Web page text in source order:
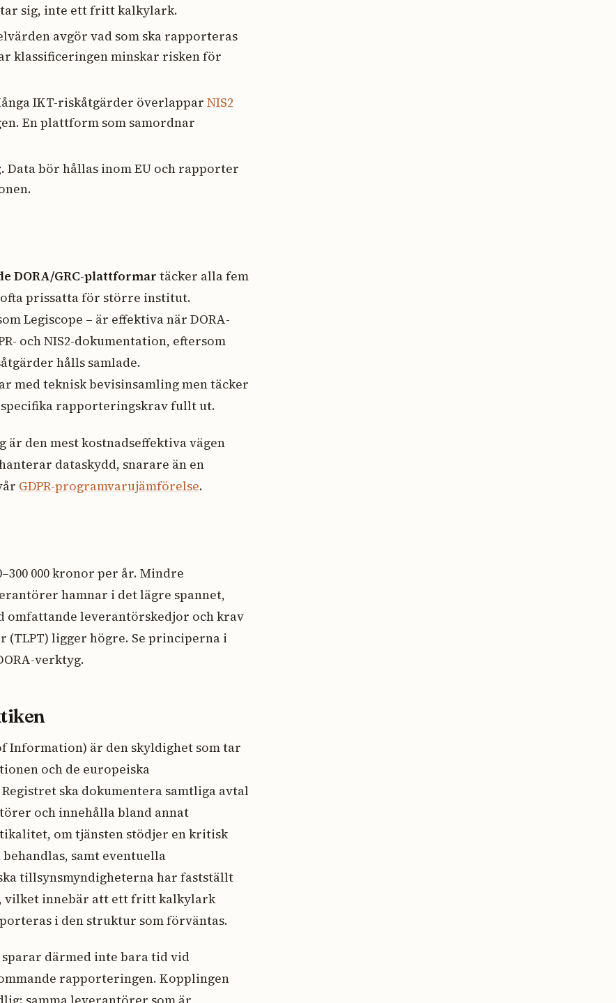
sig, inte ett fritt kalkylark.
avgör vad som ska rapporteras
klassificeringen minskar risken för
IKT-riskåtgärder överlappar NIS2
En plattform som samordnar
Data bör hållas inom EU och rapporter
DORA/GRC-plattformar täcker alla fem
prissatta för större institut.
Legiscope – är effektiva när DORA-
och NIS2-dokumentation, eftersom
hålls samlade.
med teknisk bevisinsamling men täcker
rapporteringskrav fullt ut.
den mest kostnadseffektiva vägen
dataskydd, snarare än en
GDPR-programvarujämförelse.
000 kronor per år. Mindre
hamnar i det lägre spannet,
omfattande leverantörskedjor och krav
ligger högre. Se principerna i
verktyg.
Information) är den skyldighet som tar
och de europeiska
ska dokumentera samtliga avtal
och innehålla bland annat
om tjänsten stödjer en kritisk
samt eventuella
tillsynsmyndigheterna har fastställt
vilket innebär att ett fritt kalkylark
i den struktur som förväntas.
därmed inte bara tid vid
rapporteringen. Kopplingen